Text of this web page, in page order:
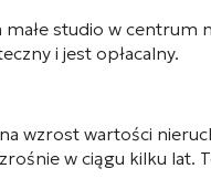
małe studio w
i jest opłacalny.
wzrost wartości
w ciągu kilku lat.